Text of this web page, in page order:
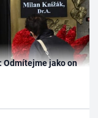
Odmítejme jako on